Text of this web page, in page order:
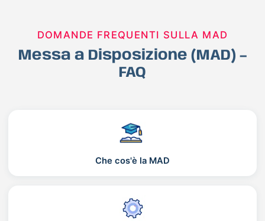
DOMANDE FREQUENTI SULLA MAD
Messa a Disposizione (MAD) –
FAQ
Che cos'è la MAD